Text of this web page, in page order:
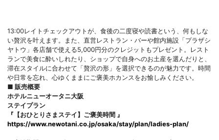
13:00レイトチェックアウトが、食後の二度寝や読書という、何もしな
い贅沢を叶えます。また、直営レストラン・バーや館内施設「プラザシ
ヤトウ」各店舗で使える5,000円分のクレジットもプレゼント。レスト
ランで美食に酔いしれたり、ショップで自身へのお土産を選んだりと、
滞在スタイルに合わせて「贅沢の形」を選択できるのが魅力です。時間
や日常を忘れ、心ゆくままにご褒美ホカンスをお愉しみください。
■ 販売概要
ホテルニューオータニ大阪
ステイプラン
『【おひとりさまステイ】ご褒美時間 』
https://www.newotani.co.jp/osaka/stay/plan/ladies-plan/